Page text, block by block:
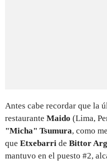
Antes cabe recordar que la
restaurante Maido (Lima,
"Micha" Tsumura, como
que Etxebarri de Bittor
mantuvo en el puesto #2,